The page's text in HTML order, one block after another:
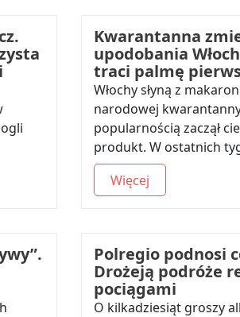
Kwarantanna
upodobania
traci palmę
Włochy słyną z
narodowej
popularnością zaczął
produkt. W ostatnich
Więcej
Polregio podnosi
Drożeją podróże
pociągami
O kilkadziesiąt groszy